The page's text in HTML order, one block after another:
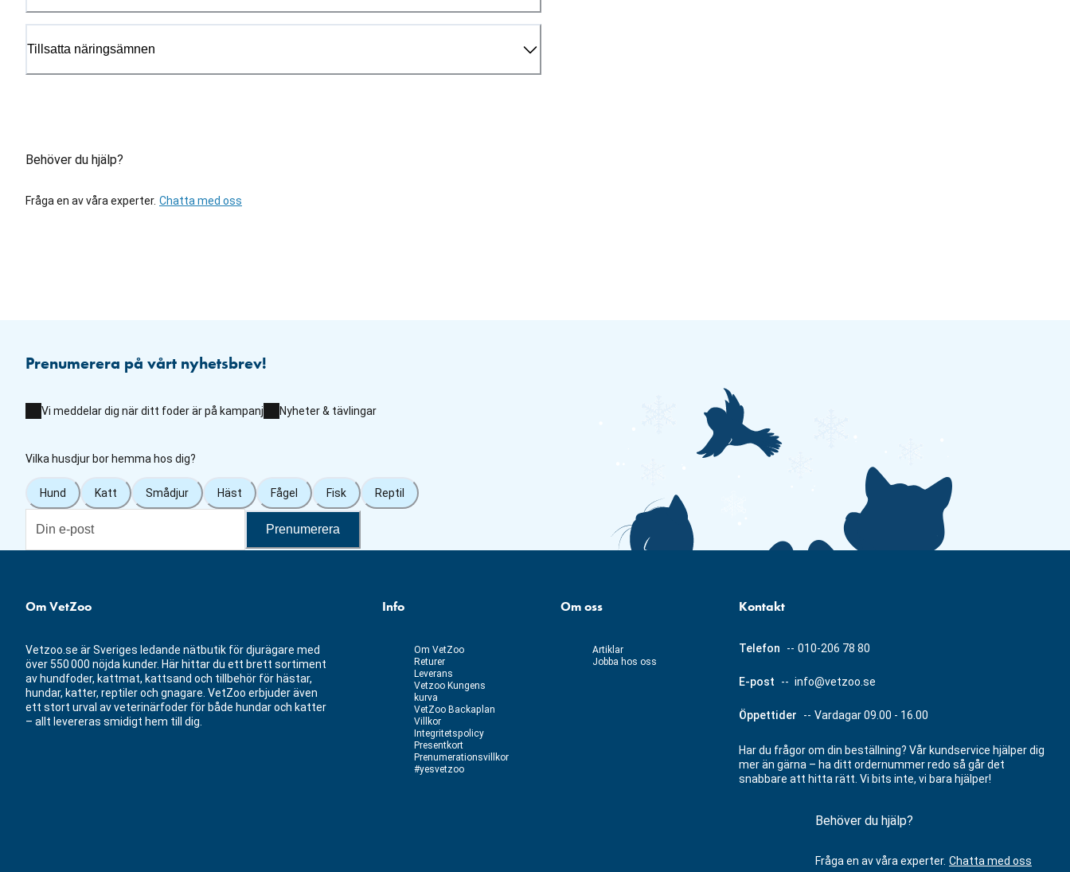
Tillsatta näringsämnen
Behöver du hjälp?
Fråga en av våra experter. Chatta med oss
Prenumerera på vårt nyhetsbrev!
Vi meddelar dig när ditt foder är på kampanj Nyheter & tävlingar
Vilka husdjur bor hemma hos dig?
Hund Katt Smådjur Häst Fågel Fisk Reptil
Prenumerera
Om VetZoo
Vetzoo.se är Sveriges ledande nätbutik för djurägare med
över 550 000 nöjda kunder. Här hittar du ett brett sortiment
av hundfoder, kattmat, kattsand och tillbehör för hästar,
hundar, katter, reptiler och gnagare. VetZoo erbjuder även
ett stort urval av veterinärfoder för både hundar och katter
– allt levereras smidigt hem till dig.
Info
Om VetZoo
Returer
Leverans
Vetzoo Kungens
kurva
VetZoo Backaplan
Villkor
Integritetspolicy
Presentkort
Prenumerationsvillkor
#yesvetzoo
Om oss
Artiklar
Jobba hos oss
Kontakt
Telefon -- 010-206 78 80
E-post -- info@vetzoo.se
Öppettider -- Vardagar 09.00 - 16.00
Har du frågor om din beställning? Vår kundservice hjälper dig
mer än gärna – ha ditt ordernummer redo så går det
snabbare att hitta rätt. Vi bits inte, vi bara hjälper!
Behöver du hjälp?
Fråga en av våra experter. Chatta med oss